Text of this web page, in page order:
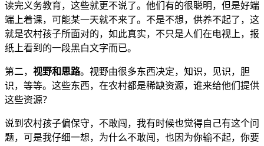
读完义务教育，这些就更不说了。他们有的很聪明，但是好端
端上着课，可能某一天就不来了。不是不想，供养不起了，这
就是农村孩子所面对的，如此真实，不只是人们在电视上，报
纸上看到的一段黑白文字而已。
第二， 视野和思路。视野由很多东西决定，知识，见识，胆
识，等等。这些东西，在农村都是稀缺资源，谁来给他们提供
这些资源？
说到农村孩子偏保守，不敢闯，我有时候也觉得自己有这个问
题，可是我仔细一想，为什么不敢闯，也因为你输不起，你要